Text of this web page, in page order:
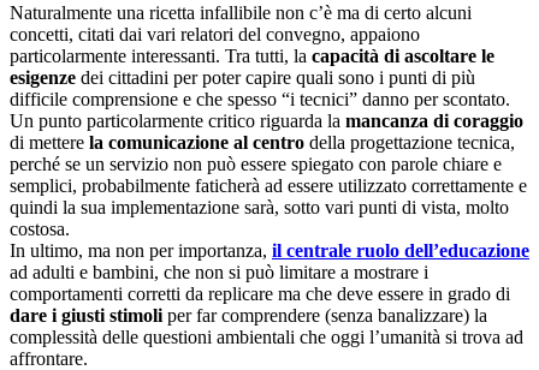
Naturalmente una ricetta infallibile non c’è ma di certo alcuni
concetti, citati dai vari relatori del convegno, appaiono
particolarmente interessanti. Tra tutti, la capacità di ascoltare le
esigenze dei cittadini per poter capire quali sono i punti di più
difficile comprensione e che spesso “i tecnici” danno per scontato.
Un punto particolarmente critico riguarda la mancanza di coraggio
di mettere la comunicazione al centro della progettazione tecnica,
perché se un servizio non può essere spiegato con parole chiare e
semplici, probabilmente faticherà ad essere utilizzato correttamente e
quindi la sua implementazione sarà, sotto vari punti di vista, molto
costosa.
In ultimo, ma non per importanza, il centrale ruolo dell’educazione
ad adulti e bambini, che non si può limitare a mostrare i
comportamenti corretti da replicare ma che deve essere in grado di
dare i giusti stimoli per far comprendere (senza banalizzare) la
complessità delle questioni ambientali che oggi l’umanità si trova ad
affrontare.